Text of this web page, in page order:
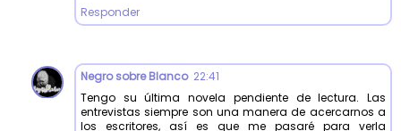
Responder
Negro sobre Blanco 22:41
Tengo su última novela pendiente de lectura. Las
entrevistas siempre son una manera de acercarnos a
los escritores, así es que me pasaré para verla